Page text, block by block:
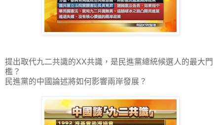
提出取代九二共識的XX共識，是民進黨總統候選人的最大門
檻？
民進黨的中國論述將如何影響兩岸發展？